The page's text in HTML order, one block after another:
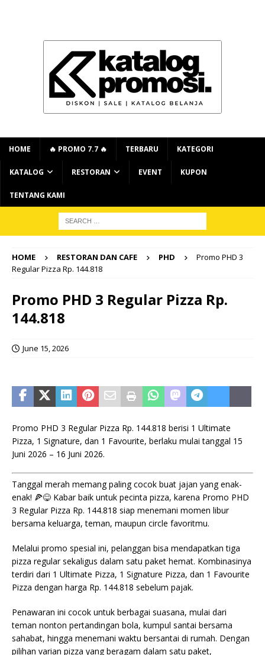
HOME 🔥 PROMO 7.7 🔥 TERBARU KATEGORI
KATALOG RESTORAN EVENT KUPON
TENTANG KAMI
HOME RESTORAN DAN CAFE PHD
Promo PHD 3
Regular Pizza Rp. 144.818
Promo PHD 3 Regular Pizza Rp.
144.818
June 15, 2026
Promo PHD 3 Regular Pizza Rp. 144.818 berisi 1 Ultimate
Pizza, 1 Signature, dan 1 Favourite, berlaku mulai tanggal 15
Juni 2026 – 16 Juni 2026.
Tanggal merah memang paling cocok buat jajan yang enak-
enak! 🍕😋 Kabar baik untuk pecinta pizza, karena Promo PHD
3 Regular Pizza Rp. 144.818 siap menemani momen libur
bersama keluarga, teman, maupun circle favoritmu.
Melalui promo spesial ini, pelanggan bisa mendapatkan tiga
pizza regular sekaligus dalam satu paket hemat. Kombinasinya
terdiri dari 1 Ultimate Pizza, 1 Signature Pizza, dan 1 Favourite
Pizza dengan harga Rp. 144.818 sebelum pajak.
Penawaran ini cocok untuk berbagai suasana, mulai dari
teman nonton pertandingan bola, kumpul santai bersama
sahabat, hingga menemani waktu bersantai di rumah. Dengan
pilihan varian pizza yang beragam dalam satu paket,